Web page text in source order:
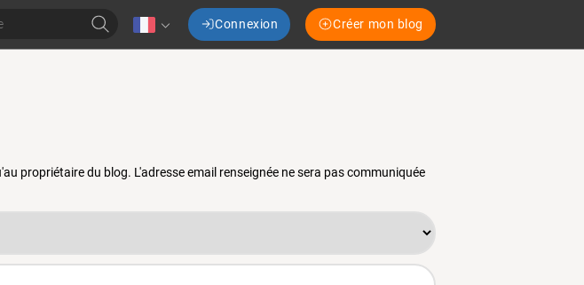
Connexion Créer mon blog
propriétaire du blog. L'adresse email renseignée ne sera pas communiquée